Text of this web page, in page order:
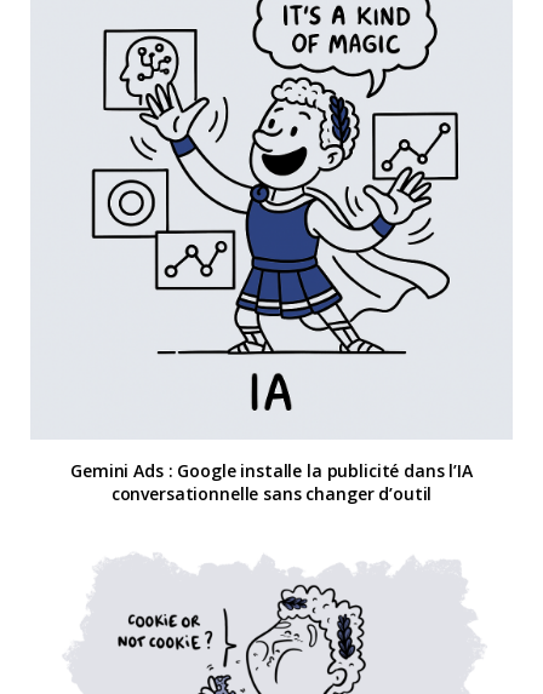
Gemini Ads : Google installe la publicité dans l’IA
conversationnelle sans changer d’outil